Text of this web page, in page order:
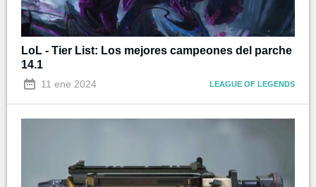
LoL - Tier List: Los mejores campeones del parche
14.1
11 ene 2024 LEAGUE OF LEGENDS